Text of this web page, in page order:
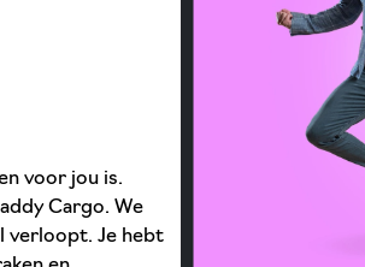
voor jou is.
Cargo. We
verloopt. Je hebt